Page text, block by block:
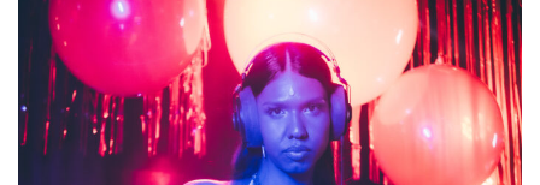
Editais
Escola
Fale conosco
EN ES